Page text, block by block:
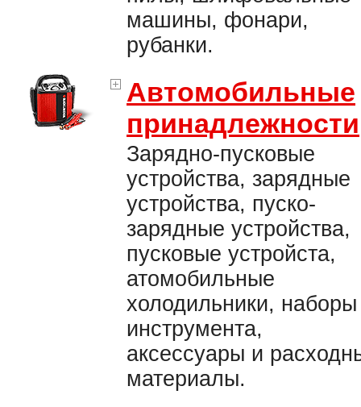
машины, фонари,
рубанки.
Автомобильные
принадлежности
Зарядно-пусковые
устройства, зарядные
устройства, пуско-
зарядные устройства,
пусковые устройста,
атомобильные
холодильники, наборы
инструмента,
аксессуары и
материалы.